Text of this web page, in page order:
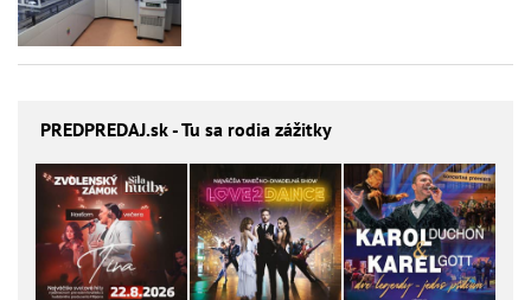
PREDPREDAJ.sk - Tu sa rodia zážitky